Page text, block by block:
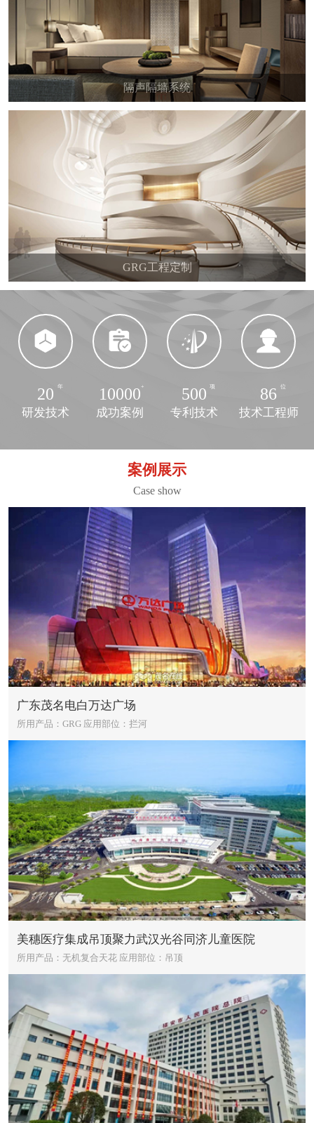
隔声隔墙系统
GRG工程定制
20
研发技术
10000
成功案例
500
专利技术
86
技术工程师
案例展示
Case show
广东茂名电白万达广场
所用产品：GRG 应用部位：拦河
美穗医疗集成吊顶聚力武汉光谷同济儿童医院
所用产品：无机复合天花 应用部位：吊顶